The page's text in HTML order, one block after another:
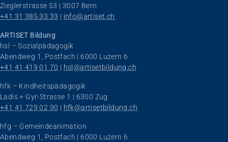
Zieglerstrasse 53 | 3007 Bern
+41 31 385 33 33 | info@artiset.ch
ARTISET Bildung
hsl – Sozialpädagogik
Abendweg 1, Postfach | 6000 Luzern 6
+41 41 419 01 70 | hsl@artisetbildung.ch
hfk – Kindheitspädagogik
Ladis + Gyr-Strasse 1 | 6300 Zug
+41 41 729 02 90 | hfk@artisetbildung.ch
hfg – Gemeindeanimation
Abendweg 1, Postfach | 6000 Luzern 6